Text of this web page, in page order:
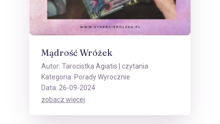
Mądrość Wróżek
Autor: Tarocistka Agiatis | czytania
Kategoria: Porady Wyrocznie
Data: 26-09-2024
zobacz więcej